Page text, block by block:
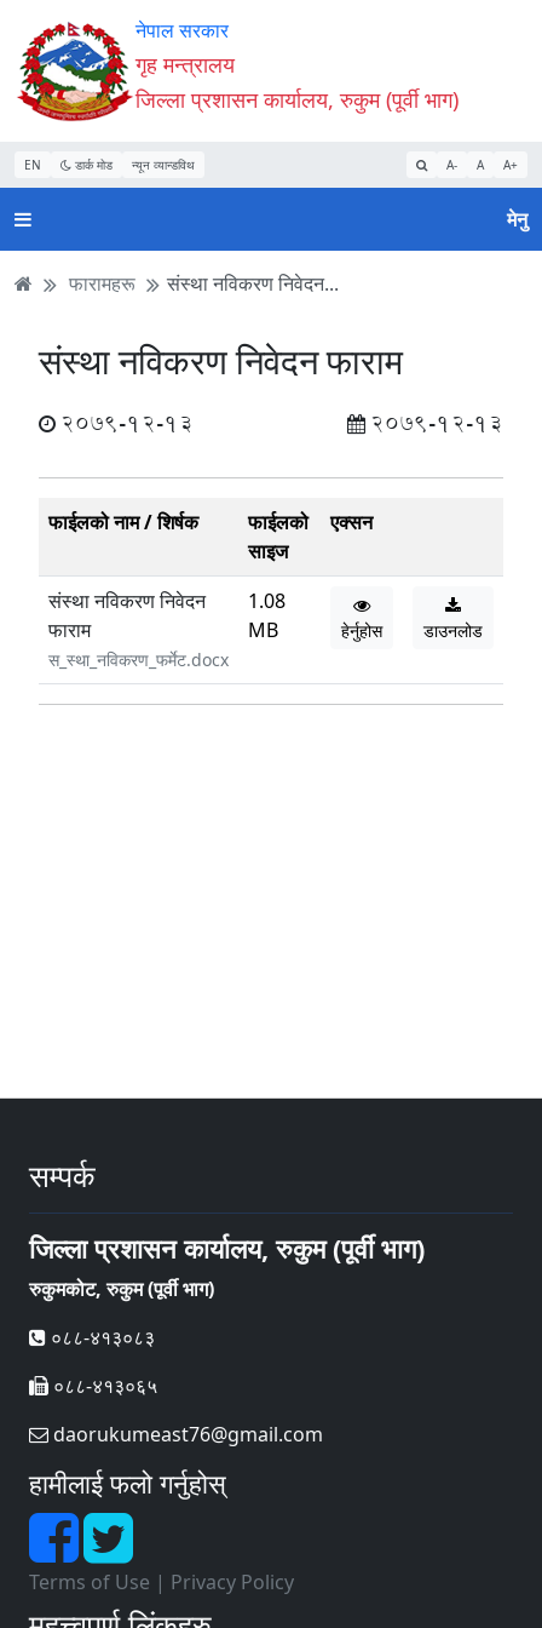
Accessibility
Mode
सुरु
गर्नुहोस्
सामाग्री
पढ्नुहाेस्
नेभिगेसन
पढ्नुहाेस्
वेबसाइट
खोजमा
जानुहोस्
नेपाल सरकार
गृह मन्त्रालय
जिल्ला प्रशासन कार्यालय, रुकुम (पूर्वी भाग)
EN डार्क मोड न्यून व्यान्डविथ A- A A+
मेनु
फारामहरू संस्था नविकरण निवेदन...
संस्था नविकरण निवेदन फाराम
2079-12-13 2079-12-13
फाईलको नाम / शिर्षक
फाईलको
साइज
एक्सन
संस्था नविकरण निवेदन
फाराम
स_स्था_नविकरण_फर्मेट.docx
1.08
MB
हेर्नुहोस डाउनलोड
सम्पर्क
जिल्ला प्रशासन कार्यालय, रुकुम (पूर्वी भाग)
रुकुमकोट, रुकुम (पूर्वी भाग)
०८८-४१३०८३
०८८-४१३०६५
daorukumeast76@gmail.com
हामीलाई फलो गर्नुहोस्
Terms of Use | Privacy Policy